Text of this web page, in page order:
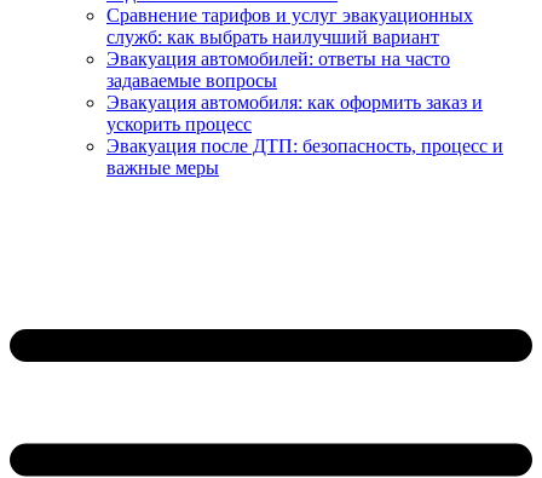
Сравнение тарифов и услуг эвакуационных
служб: как выбрать наилучший вариант
Эвакуация автомобилей: ответы на часто
задаваемые вопросы
Эвакуация автомобиля: как оформить заказ и
ускорить процесс
Эвакуация после ДТП: безопасность, процесс и
важные меры